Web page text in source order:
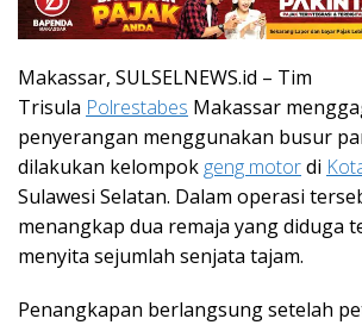
Makassar, SULSELNEWS.id – Tim
Trisula Polrestabes Makassar
penyerangan menggunakan busur
dilakukan kelompok geng motordi
Sulawesi Selatan. Dalam operasi
menangkap dua remaja yang diduga
menyita sejumlah senjata tajam.
Penangkapan berlangsung setelah